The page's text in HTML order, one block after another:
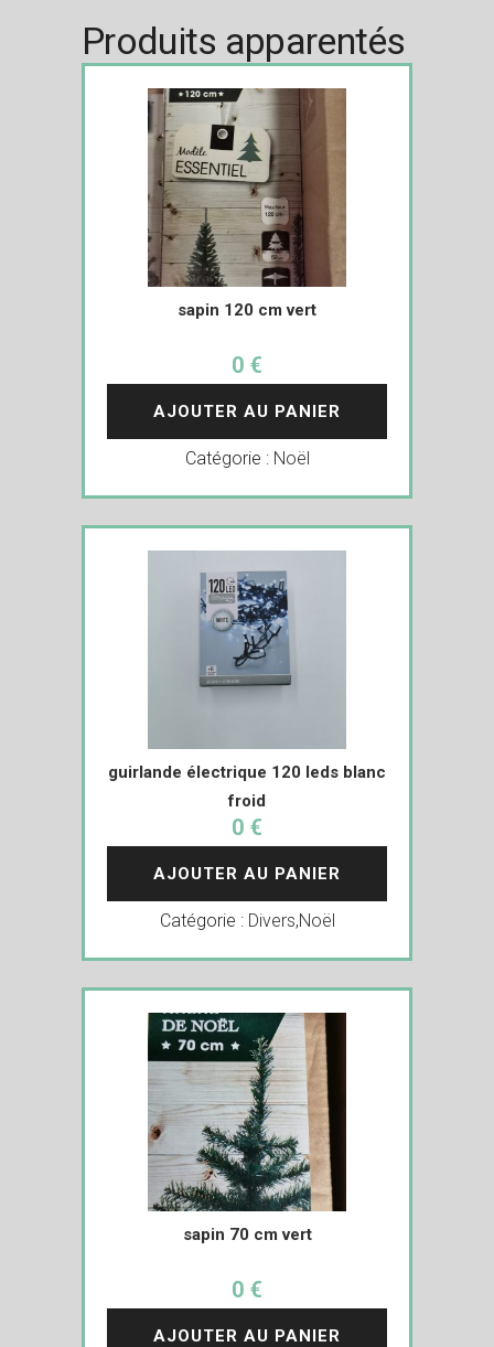
Produits apparentés
sapin 120 cm vert
0 €
AJOUTER AU PANIER
Catégorie : Noël
guirlande électrique 120 leds blanc
froid
0 €
AJOUTER AU PANIER
Catégorie : Divers,Noël
sapin 70 cm vert
0 €
AJOUTER AU PANIER